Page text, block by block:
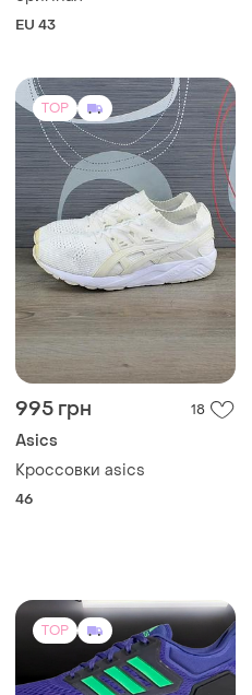
EU 43
TOP
995 грн 18
Asics
Кроссовки asics
46
TOP